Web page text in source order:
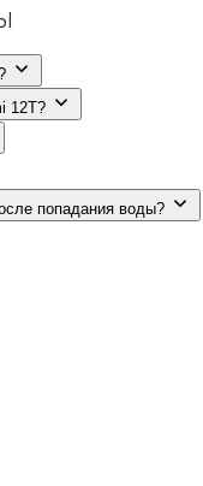
12T?
попадания воды?